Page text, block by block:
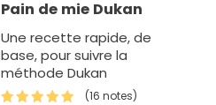
Pain de mie Dukan
Une recette rapide, de
base, pour suivre la
méthode Dukan
(16 notes)